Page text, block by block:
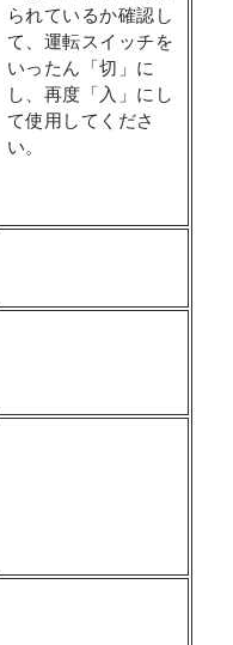
られているか確認し
て、運転スイッチを
いったん「切」に
し、再度「入」にし
て使用してくださ
い。